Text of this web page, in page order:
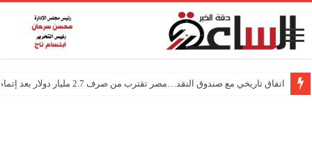
اتفاق تاريخي مع صندوق النقد…مصر تقترب من صرف 2.7 مليار دولار بعد إتمام المراجعتين